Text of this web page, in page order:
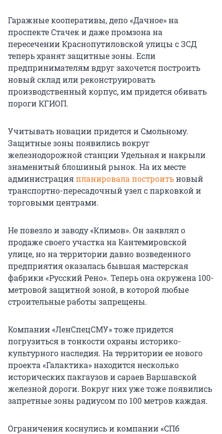
Гаражные кооперативы, депо «Дачное» на
проспекте Стачек и даже промзона на
пересечении Краснопутиловской улицы с ЗСД
теперь хранят защитные зоны. Если
предпринимателям вдруг захочется построить
новый склад или реконструировать
производственный корпус, им придется обивать
пороги КГИОП.
Учитывать новации придется и Смольному.
Защитные зоны появились вокруг
железнодорожной станции Удельная и накрыли
знаменитый блошиный рынок. На их месте
администрацияпланировала построитьновый
транспортно-пересадочный узел с парковкой и
торговыми центрами.
Не повезло и заводу «Климов». Он заявлял о
продаже своего участка на Кантемировской
улице, но на территории давно возведенного
предприятия оказалась бывшая мастерская
фабрики «Русский Рено». Теперь она окружена 100-
метровой защитной зоной, в которой любые
строительные работы запрещены.
Компании «ЛенСпецСМУ» тоже придется
погрузиться в тонкости охраны историко-
культурного наследия. На территории ее нового
проекта «Галактика» находится несколько
исторических пакгаузов и сараев Варшавской
железной дороги. Вокруг них уже тоже появились
запретные зоны радиусом по 100 метров каждая.
Ограничения коснулись и компании «СПб